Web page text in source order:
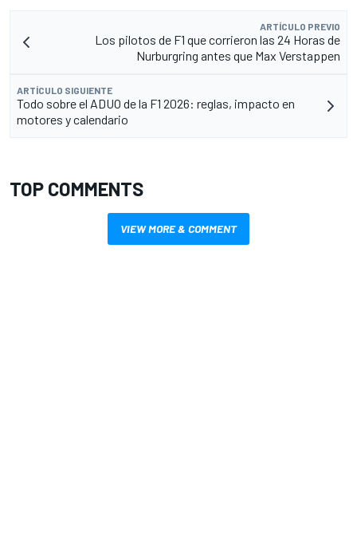
ARTÍCULO PREVIO
Los pilotos de F1 que corrieron las 24 Horas de
Nurburgring antes que Max Verstappen
ARTÍCULO SIGUIENTE
Todo sobre el ADUO de la F1 2026: reglas, impacto en
motores y calendario
TOP COMMENTS
VIEW MORE & COMMENT